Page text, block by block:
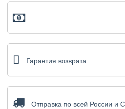
Гарантия возврата
Отправка по всей России и